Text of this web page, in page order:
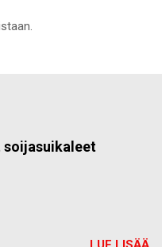
soijasuikaleet